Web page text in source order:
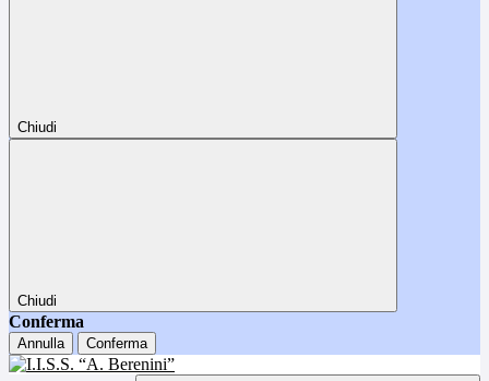
Chiudi
Chiudi
Conferma
Annulla Conferma